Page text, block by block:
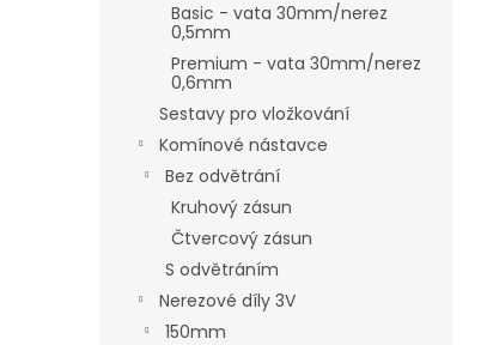
Basic - vata 30mm/nerez
0,5mm
Premium - vata 30mm/nerez
0,6mm
Sestavy pro vložkování
Komínové nástavce
Bez odvětrání
Kruhový zásun
Čtvercový zásun
S odvětráním
Nerezové díly 3V
150mm